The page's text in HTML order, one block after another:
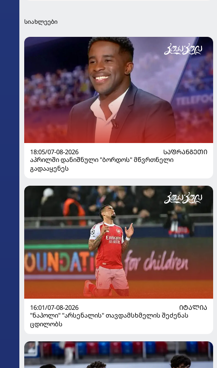
სიახლეები
18:05/07-08-2026
ᲡᲐᲤᲠᲐᲜᲒᲔᲗᲘ
აპრილში დანიშნული "ბორდოს" მწვრთნელი
გადააყენეს
16:01/07-08-2026
ᲘᲢᲐᲚᲘᲐ
"ნაპოლი" "არსენალის" თავდამსხმელის შეძენას
ცდილობს